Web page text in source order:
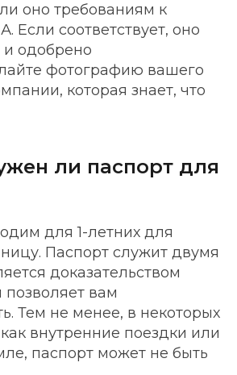
ли оно требованиям к
Если соответствует, оно
и одобрено
фотографию вашего
которая знает, что
ли паспорт для
для 1-летних для
Паспорт служит двумя
доказательством
вам
Тем не менее, в некоторых
как внутренние поездки или
паспорт может не быть